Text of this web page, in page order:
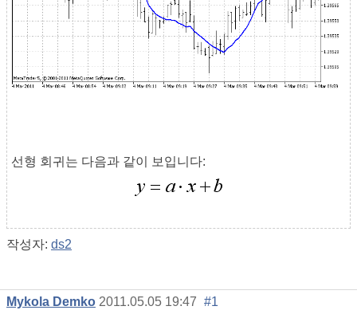
선형 회귀는 다음과 같이 보입니다:
작성자: ds2
Mykola Demko 2011.05.05 19:47 #1